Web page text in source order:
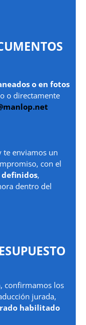
o en fotos
o directamente
te enviamos un
con el
definidos,
dentro del
confirmamos los
jurada,
habilitado